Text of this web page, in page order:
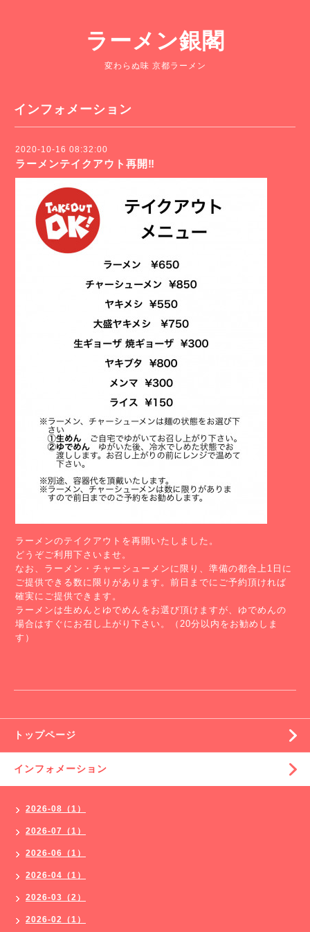
ラーメン銀閣
変わらぬ味 京都ラーメン
インフォメーション
2020-10-16 08:32:00
ラーメンテイクアウト再開‼︎
ラーメンのテイクアウトを再開いたしました。
どうぞご利用下さいませ。
なお、ラーメン・チャーシューメンに限り、準備の都合上1日に
ご提供できる数に限りがあります。前日までにご予約頂ければ
確実にご提供できます。
ラーメンは生めんとゆでめんをお選び頂けますが、ゆでめんの
場合はすぐにお召し上がり下さい。（20分以内をお勧めしま
す）
トップページ
インフォメーション
2026-08（1）
2026-07（1）
2026-06（1）
2026-04（1）
2026-03（2）
2026-02（1）